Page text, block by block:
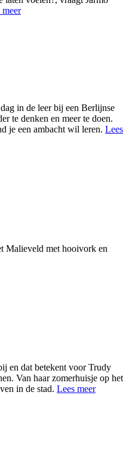
meer
in de leer bij een Berlijnse
te denken en meer te doen.
je een ambacht wil leren. Lees
Malieveld met hooivork en
en dat betekent voor Trudy
Van haar zomerhuisje op het
in de stad. Lees meer